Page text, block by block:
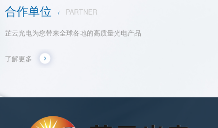
合作单位 / PARTNER
芷云光电为您带来全球各地的高质量光电产品
了解更多